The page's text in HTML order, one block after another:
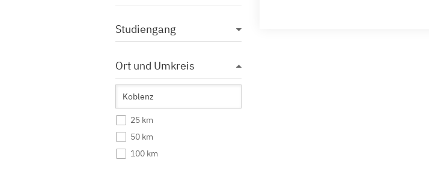
Studiengang
Ort und Umkreis
25 km
50 km
100 km